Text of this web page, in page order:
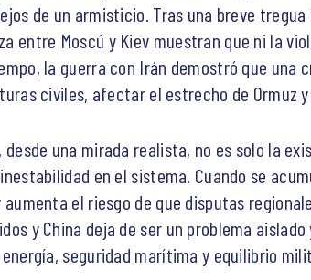
de un armisticio. Tras una breve
entre Moscú y Kiev muestran que ni la
la guerra con Irán demostró que
civiles, afectar el estrecho de Ormuz
desde una mirada realista, no es solo la
en el sistema. Cuando se
el riesgo de que disputas
y China deja de ser un problema
seguridad marítima y equilibrio